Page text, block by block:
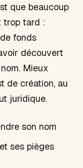
que beaucoup
trop tard :
fonds
découvert
Mieux
de création, au
juridique.
son nom
ses pièges